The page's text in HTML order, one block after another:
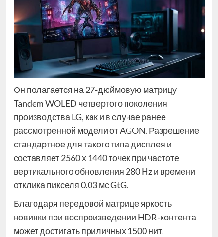
Он полагается на 27-дюймовую матрицу
Tandem WOLED четвертого поколения
производства LG, как и в случае ранее
рассмотренной модели от AGON. Разрешение
стандартное для такого типа дисплея и
составляет 2560 х 1440 точек при частоте
вертикального обновления 280 Hz и времени
отклика пикселя 0.03 мс GtG.
Благодаря передовой матрице яркость
новинки при воспроизведении HDR-контента
может достигать приличных 1500 нит.